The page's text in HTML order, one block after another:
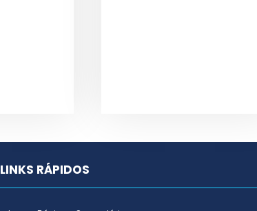
LINKS RÁPIDOS